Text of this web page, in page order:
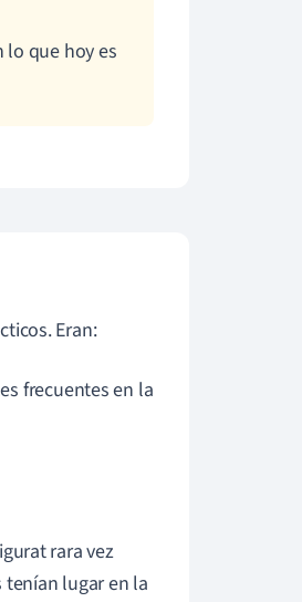
lo que hoy es
Eran:
frecuentes en la
rara vez
lugar en la